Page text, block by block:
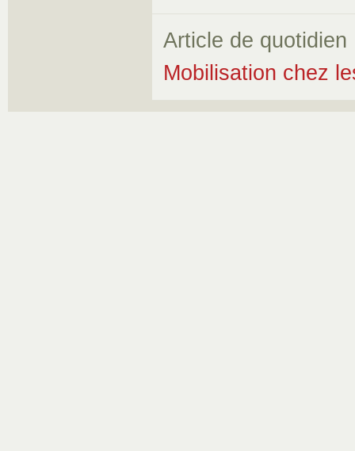
Article de quotidien
Mobilisation chez